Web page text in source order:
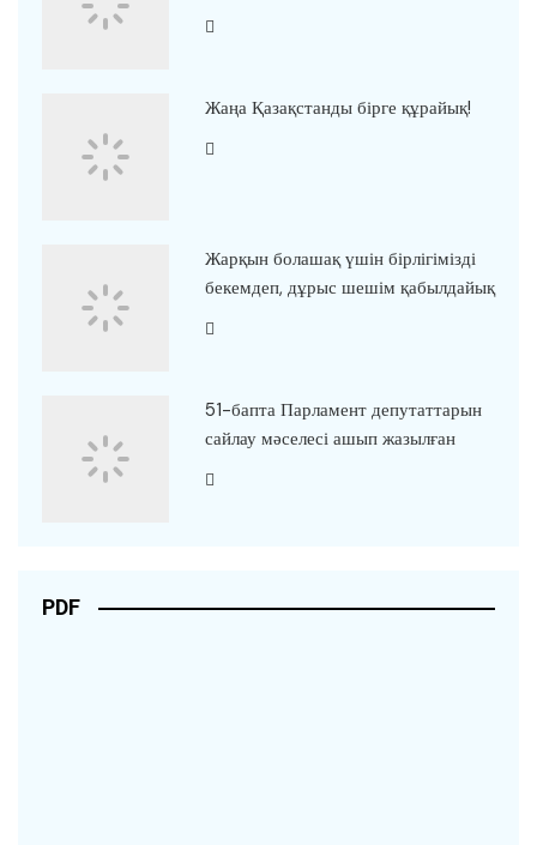
Жаңа Қазақстанды бірге құрайық!
Жарқын болашақ үшін бірлігімізді
бекемдеп, дұрыс шешім қабылдайық
51-бапта Парламент депутаттарын
сайлау мәселесі ашып жазылған
PDF